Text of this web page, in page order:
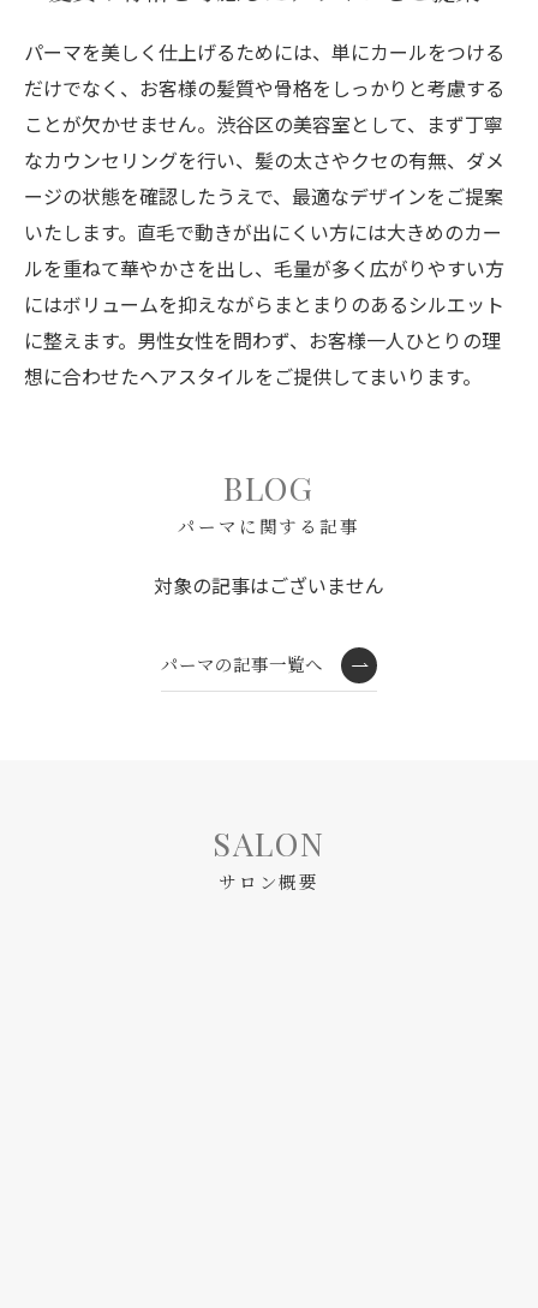
パーマを美しく仕上げるためには、単にカールをつける
だけでなく、お客様の髪質や骨格をしっかりと考慮する
ことが欠かせません。渋谷区の美容室として、まず丁寧
なカウンセリングを行い、髪の太さやクセの有無、ダメ
ージの状態を確認したうえで、最適なデザインをご提案
いたします。直毛で動きが出にくい方には大きめのカー
ルを重ねて華やかさを出し、毛量が多く広がりやすい方
にはボリュームを抑えながらまとまりのあるシルエット
に整えます。男性女性を問わず、お客様一人ひとりの理
想に合わせたヘアスタイルをご提供してまいります。
BLOG
パーマに関する記事
対象の記事はございません
パーマの記事一覧へ
サロン概要
SALON